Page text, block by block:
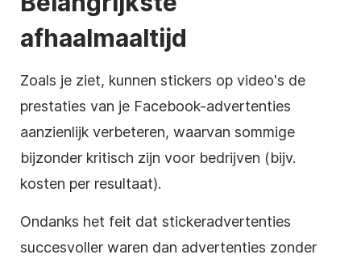
afhaalmaaltijd
Zoals je ziet, kunnen stickers op video's de
prestaties van je Facebook-advertenties
aanzienlijk verbeteren, waarvan sommige
bijzonder kritisch zijn voor bedrijven (bijv.
kosten per resultaat).
Ondanks het feit dat stickeradvertenties
succesvoller waren dan advertenties zonder